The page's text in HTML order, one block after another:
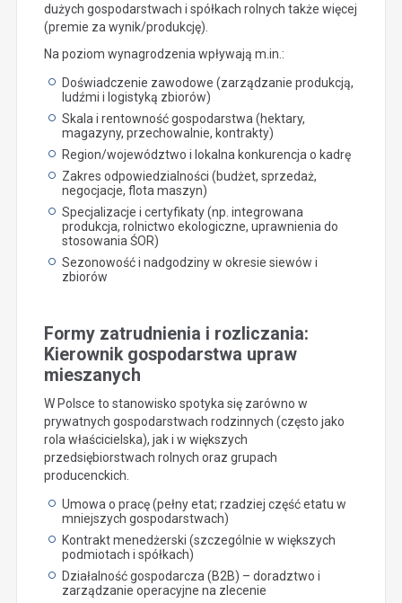
dużych gospodarstwach i spółkach rolnych także więcej
(premie za wynik/produkcję).
Na poziom wynagrodzenia wpływają m.in.:
Doświadczenie zawodowe (zarządzanie produkcją,
ludźmi i logistyką zbiorów)
Skala i rentowność gospodarstwa (hektary,
magazyny, przechowalnie, kontrakty)
Region/województwo i lokalna konkurencja o kadrę
Zakres odpowiedzialności (budżet, sprzedaż,
negocjacje, flota maszyn)
Specjalizacje i certyfikaty (np. integrowana
produkcja, rolnictwo ekologiczne, uprawnienia do
stosowania ŚOR)
Sezonowość i nadgodziny w okresie siewów i
zbiorów
Formy zatrudnienia i rozliczania:
Kierownik gospodarstwa upraw
mieszanych
W Polsce to stanowisko spotyka się zarówno w
prywatnych gospodarstwach rodzinnych (często jako
rola właścicielska), jak i w większych
przedsiębiorstwach rolnych oraz grupach
producenckich.
Umowa o pracę (pełny etat; rzadziej część etatu w
mniejszych gospodarstwach)
Kontrakt menedżerski (szczególnie w większych
podmiotach i spółkach)
Działalność gospodarcza (B2B) – doradztwo i
zarządzanie operacyjne na zlecenie